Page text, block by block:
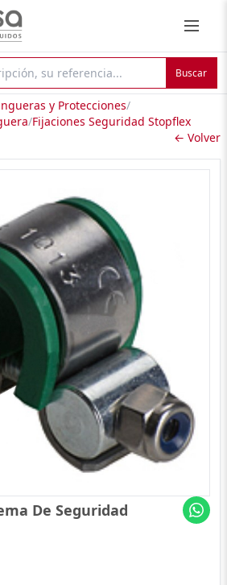
Buscar
y Protecciones/
/Fijaciones Seguridad Stopflex
← Volver
De Seguridad